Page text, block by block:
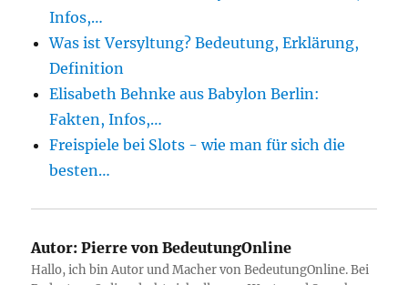
Infos,…
Was ist Versyltung? Bedeutung, Erklärung,
Definition
Elisabeth Behnke aus Babylon Berlin:
Fakten, Infos,…
Freispiele bei Slots - wie man für sich die
besten…
Autor: Pierre von BedeutungOnline
Hallo, ich bin Autor und Macher von BedeutungOnline. Bei